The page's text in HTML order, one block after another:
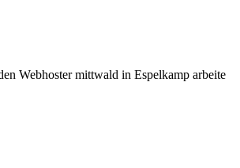
Webhoster mittwald in Espelkamp arbeite